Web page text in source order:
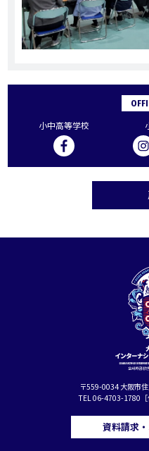
小中高等学校
〒559-0034 大阪市
TEL 06-4703-1780
資料請求